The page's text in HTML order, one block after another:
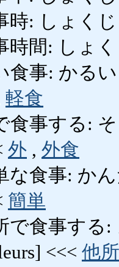
時: しょくじ
時間: しょ
食事: かるい
軽食
食事する:
外 , 外食
な食事: かん
簡単
で食事する:
<<< 他所